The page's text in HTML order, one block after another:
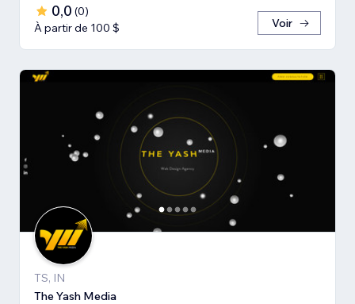
0,0 (0)
À partir de 100 $
Voir
TS, IN
The Yash Media